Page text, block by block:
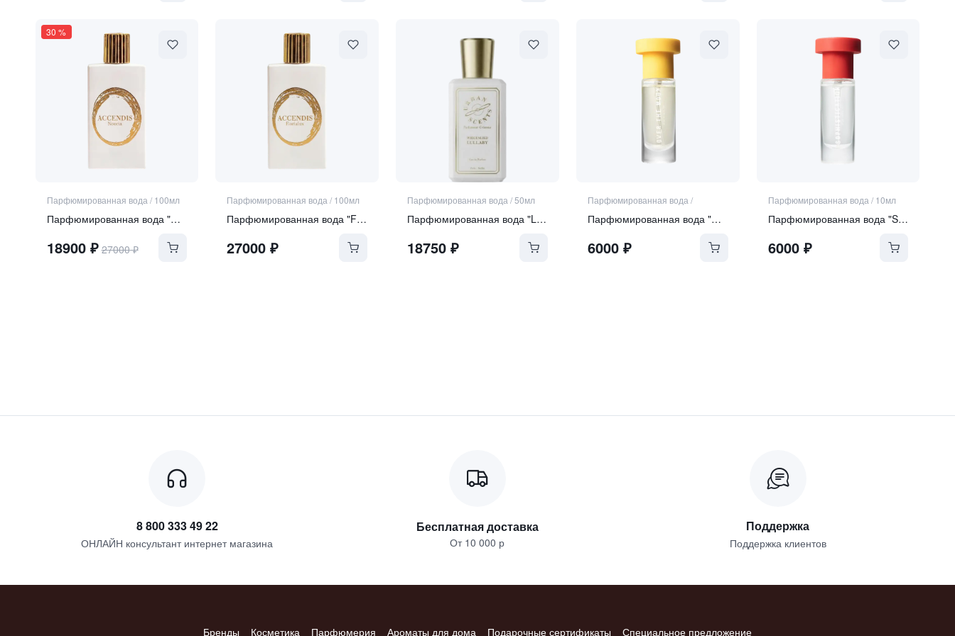
30 %
Парфюмированная вода / 100мл
Парфюмированная вода "NOORIA"
18900₽ 27000₽
Парфюмированная вода / 100мл
Парфюмированная вода "FIORIALUX"
27000 ₽
Парфюмированная вода /50мл
Парфюмированная вода "Lullaby"
18750 ₽
Парфюмированная вода /
Парфюмированная вода "Over the Moon"
6000₽
Парфюмированная вода / 10мл
Парфюмированная вода "Sophistication"
6000₽
8 800 333 49 22
ОНЛАЙН консультант интернет магазина
Бесплатная доставка
От 10 000 р
Поддержка
Поддержка клиентов
Бренды Косметика Парфюмерия Ароматы для дома Подарочные сертификаты Специальное предложение